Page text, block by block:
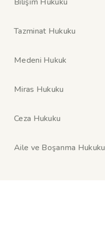
Tazminat Hukuku
Medeni Hukuk
Miras Hukuku
Ceza Hukuku
Aile ve Boşanma Hukuku